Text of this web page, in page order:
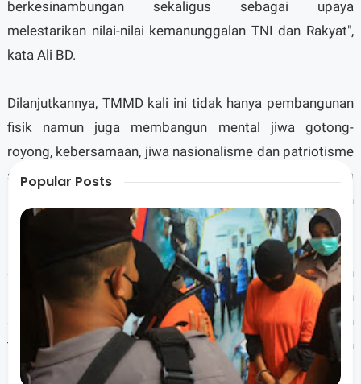
berkesinambungan sekaligus sebagai upaya
melestarikan nilai-nilai kemanunggalan TNI dan Rakyat",
kata Ali BD.
Dilanjutkannya, TMMD kali ini tidak hanya pembangunan
fisik namun juga membangun mental jiwa gotong-
royong, kebersamaan, jiwa nasionalisme dan patriotisme
sehingga terbangunnya kesadaran masyarakat dalam
menjaga Keutuhan NKRI serta berbagai penyuluhan
lainnya.
Selain itu sambungnya, keterbatasan anggaran dan
sumber daya Pemerintah daerah untuk membangun
seluruh wilayah secara bersamaan dihadapkan dengan
tuntutan dan kebutuhan masyarakat akan pelayanan
karenanya daerah terisolir dan tertinggal sangat
Popular Posts